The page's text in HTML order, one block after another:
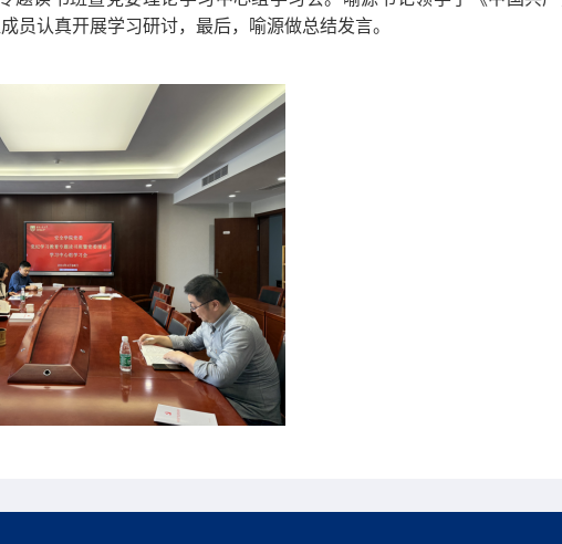
员认真开展学习研讨，最后，喻源做总结发言。